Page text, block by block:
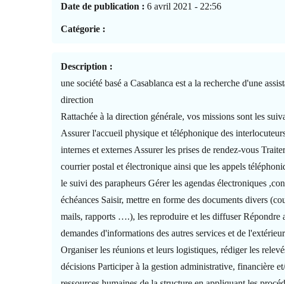
Date de publication : 6 avril 2021 - 22:56
Catégorie :
Description :
une société basé a Casablanca est a la recherche d'une
direction
Rattachée à la direction générale, vos missions sont les
Assurer l'accueil physique et téléphonique des
internes et externes Assurer les prises de rendez-vous
courrier postal et électronique ainsi que les appels
le suivi des parapheurs Gérer les agendas électroniques
échéances Saisir, mettre en forme des documents divers
mails, rapports ….), les reproduire et les diffuser Répondre
demandes d'informations des autres services et de l'extérieur
Organiser les réunions et leurs logistiques, rédiger les
décisions Participer à la gestion administrative, financière